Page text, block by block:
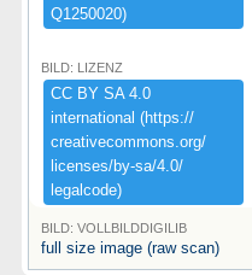
Q1250020)​
BILD: LIZENZ
CC ​BY ​SA ​4.​0 ​
international ​(​https:​/​/​
creativecommons.​org/​
licenses/​by-​sa/​4.​0/​
legalcode)​
BILD: VOLLBILDDIGILIB
full size image (raw scan)